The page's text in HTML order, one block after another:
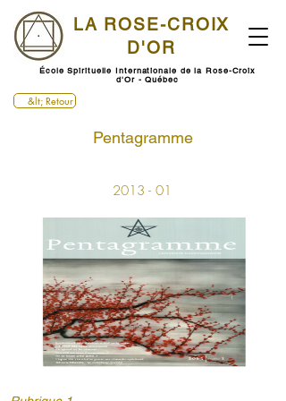
LA ROSE-CROIX
D'OR
École Spirituelle Internationale de la Rose-Croix
d'Or - Québec
&lt; Retour
Pentagramme
2013 - 01